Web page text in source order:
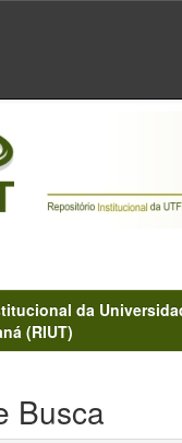
da
(RIUT)
Busca